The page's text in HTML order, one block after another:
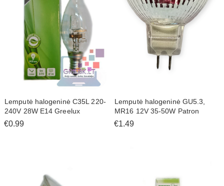
Lemputė halogeninė C35L 220-
240V 28W E14 Greelux
€0.99
Lemputė halogeninė GU5.3,
MR16 12V 35-50W Patron
€1.49